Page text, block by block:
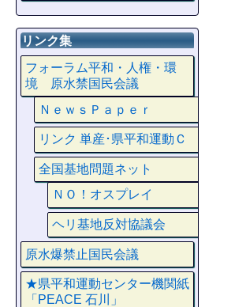
リンク集
フォーラム平和・人権・環
境 原水禁国民会議
ＮｅｗｓＰａｐｅｒ
リンク 単産･県平和運動Ｃ
全国基地問題ネット
ＮＯ！オスプレイ
ヘリ基地反対協議会
原水爆禁止国民会議
★県平和運動センター機関紙
「PEACE 石川」